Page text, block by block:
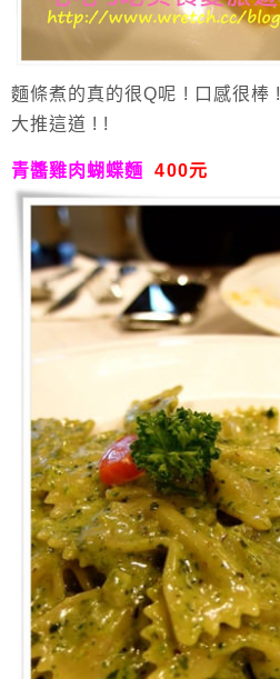
麵條煮的真的很Q呢 ! 口感很棒 !
大推這道 ! !
青醬雞肉蝴蝶麵400元